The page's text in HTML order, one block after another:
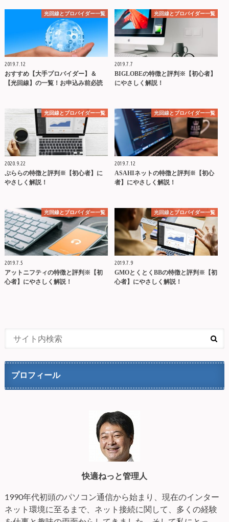
光回線とプロバイダー一覧
2019.7.12
おすすめ【大手プロバイダー】＆
【光回線】の一覧！お申込み前必読
光回線とプロバイダー一覧
2019.7.7
BIGLOBEの特徴と評判※【初心者】
にやさしく解説！
光回線とプロバイダー一覧
2020.9.22
ぷららの特徴と評判※【初心者】に
やさしく解説！
光回線とプロバイダー一覧
2019.7.12
ASAHIネットの特徴と評判※【初心
者】にやさしく解説！
光回線とプロバイダー一覧
2019.7.5
アットニフティの特徴と評判※【初
心者】にやさしく解説！
光回線とプロバイダー一覧
2019.7.9
GMOとくとくBBの特徴と評判※【初
心者】にやさしく解説！
プロフィール
快適ねっと管理人
1990年代初頭のパソコン通信から始まり、現在のインター
ネット環境に至るまで、ネット接続に関して、多くの経験